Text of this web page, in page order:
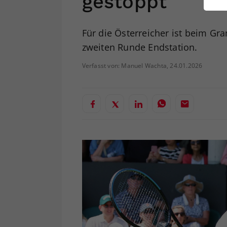
Für die Österreicher ist beim
zweiten Runde Endstation.
Verfasst von: Manuel Wachta, 24.01.2026